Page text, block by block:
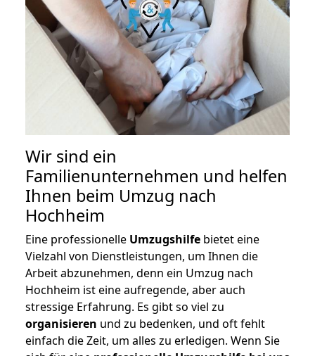
Wir sind ein
Familienunternehmen und helfen
Ihnen beim Umzug nach
Hochheim
Eine professionelle Umzugshilfe bietet eine
Vielzahl von Dienstleistungen, um Ihnen die
Arbeit abzunehmen, denn ein Umzug nach
Hochheim ist eine aufregende, aber auch
stressige Erfahrung. Es gibt so viel zu
organisieren und zu bedenken, und oft fehlt
einfach die Zeit, um alles zu erledigen. Wenn Sie